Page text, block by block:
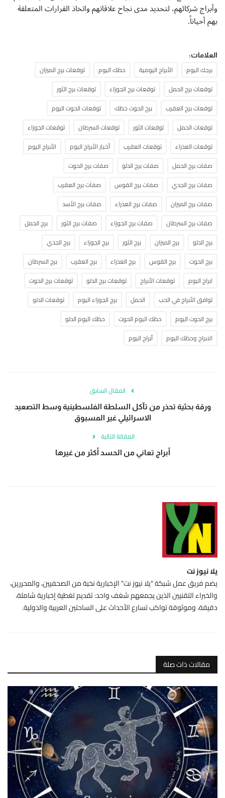
وأبراج شركائهم، لتحديد مدى نجاح علاقاتهم واتخاذ القرارات المتعلقة
بهم أحياناً.
العلامات:
برجك اليوم الأبراج اليومية حظك اليوم
توقعات برج الميزان
توقعات برج الحمل
توقعات برج الجوزاء
توقعات برج الثور
توقعات برج العقرب
برج الحوت حظك
توقعات الحوت اليوم
توقعات الحمل
توقعات الثور توقعات السرطان
توقعات الجوزاء
توقعات العذراء
توقعات العقرب أخبار الأبراج اليوم
الأبراج اليوم
صفات برج الحمل
صفات برج الدلو
صفات برج الحوت
صفات برج الجدي
صفات برج القوس
صفات برج العقرب
صفات برج الميزان
صفات برج العذراء
صفات برج الأسد
صفات برج السرطان
صفات برج الجوزاء صفات برج الثور
برج الحمل
برج الدلو
برج الميزان برج الثور برج الجوزاء
برج الجدي
برج الحوت
برج القوس برج العذراء برج العقرب
برج السرطان
ابراج اليوم
توقعات الأبراج توقعات برج الدلو
توقعات برج الحوت
توافق الأبراج في الحب
الحمل برج الجوزاء اليوم
توقعات الدلو
برج الحوت اليوم
حظك اليوم الحوت
حظك اليوم الدلو
الابراج وحظك اليوم
أبراج اليوم
المقال السابق
ورقة بحثية تحذر من تآكل السلطة الفلسطينية وسط التصعيد
الاسرائيلي غير المسبوق
المقالة التالية
أبراج تعاني من الحسد أكثر من غيرها
يلا نيوز نت
يضم فريق عمل شبكة "يلا نيوز نت" الإخبارية نخبة من الصحفيين، والمحررين،
والخبراء التقنيين الذين يجمعهم شغف واحد: تقديم تغطية إخبارية شاملة،
دقيقة، وموثوقة تواكب تسارع الأحداث على الساحتين العربية والدولية.
مقالات ذات صلة